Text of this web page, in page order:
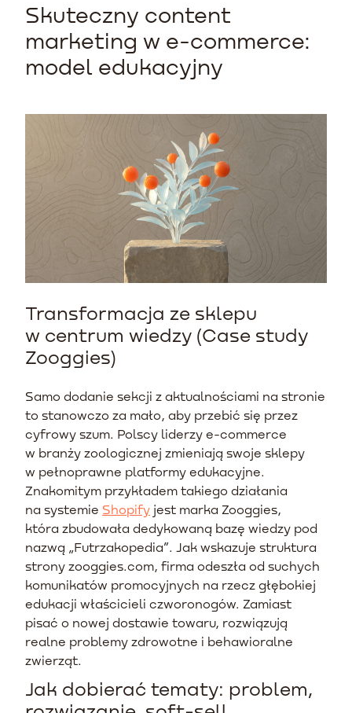
Skuteczny content
marketing w e-commerce:
model edukacyjny
Transformacja ze sklepu
w centrum wiedzy (Case study
Zooggies)
Samo dodanie sekcji z aktualnościami na stronie
to stanowczo za mało, aby przebić się przez
cyfrowy szum. Polscy liderzy e-commerce
w branży zoologicznej zmieniają swoje sklepy
w pełnoprawne platformy edukacyjne.
Znakomitym przykładem takiego działania
na systemie Shopify jest marka Zooggies,
która zbudowała dedykowaną bazę wiedzy pod
nazwą „Futrzakopedia”. Jak wskazuje struktura
strony zooggies.com, firma odeszła od suchych
komunikatów promocyjnych na rzecz głębokiej
edukacji właścicieli czworonogów. Zamiast
pisać o nowej dostawie towaru, rozwiązują
realne problemy zdrowotne i behawioralne
zwierząt.
Jak dobierać tematy: problem,